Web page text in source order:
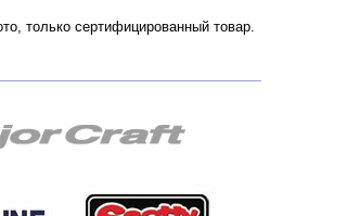
только сертифицированный товар.